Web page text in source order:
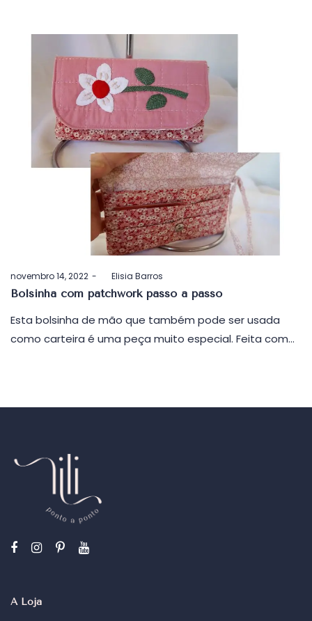
Postado
em
novembro 14, 2022 byElisia Barros
Bolsinha com patchwork passo a passo
Esta bolsinha de mão que também pode ser usada
como carteira é uma peça muito especial. Feita com…
A Loja